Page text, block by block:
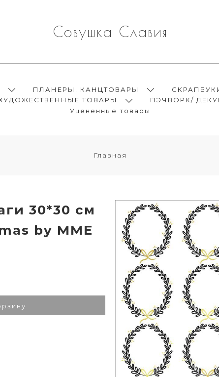
Совушка Славия
ПЛАНЕРЫ. КАНЦТОВАРЫ
ТОВАРЫ
ПЭЧВОРК/
Уцененные товары
Главная
30*30 см
by MME